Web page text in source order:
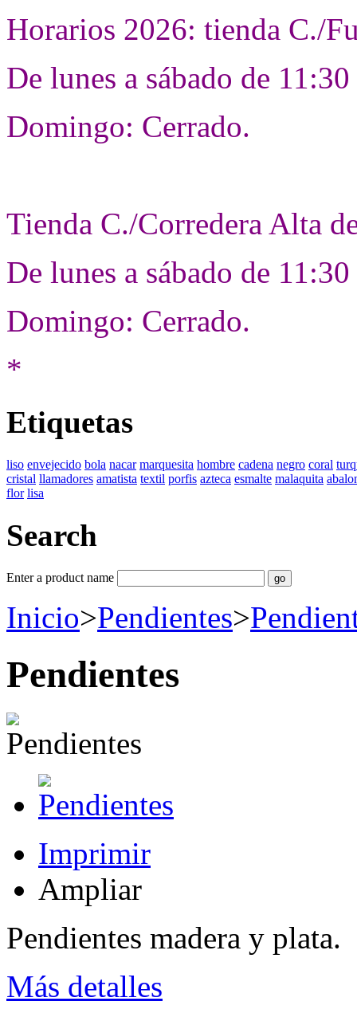
Horarios 2026: tienda C./
De lunes a sábado de
Domingo: Cerrado.
Tienda C./Corredera Alta
De lunes a sábado de
Domingo: Cerrado.
*
Etiquetas
liso envejecido bola nacar marquesita hombre cadena negro coral
cristal llamadores amatista textil porfis azteca esmalte malaquita
flor lisa
Search
Enter a product name
Inicio>Pendientes>
Pendientes
Imprimir
Ampliar
Pendientes madera y plata.
Más detalles